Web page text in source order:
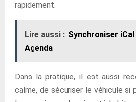
rapidement.
Lire aussi : Synchroniser iCal
Agenda
Dans la pratique, il est aussi
calme, de sécuriser le véhicule si